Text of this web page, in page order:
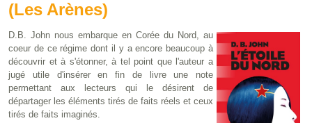
(Les Arènes)
D.B. John nous embarque en Corée du Nord, au
coeur de ce régime dont il y a encore beaucoup à
découvrir et à s'étonner, à tel point que l'auteur a
jugé utile d'insérer en fin de livre une note
permettant aux lecteurs qui le désirent de
départager les éléments tirés de faits réels et ceux
tirés de faits imaginés.